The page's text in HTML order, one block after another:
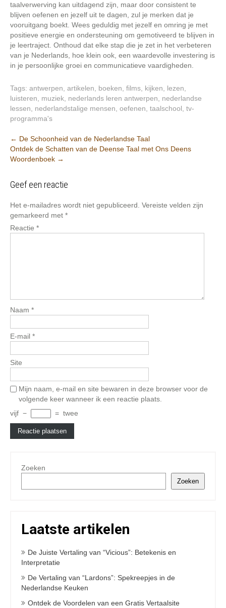
taalverwerving kan uitdagend zijn, maar door consistent te
blijven oefenen en jezelf uit te dagen, zul je merken dat je
vooruitgang boekt. Wees geduldig met jezelf en omring je met
positieve energie en ondersteuning om gemotiveerd te blijven in
je leertraject. Onthoud dat elke stap die je zet in het verbeteren
van je Nederlands, hoe klein ook, een waardevolle investering is
in je persoonlijke groei en communicatieve vaardigheden.
Tags: antwerpen artikelen boeken films kijken lezen
luisteren
muziek nederlands leren antwerpen
nederlandse
lessen
nederlandstalige mensen oefenen taalschool tv-
programma's
Berichtnavigatie
← De Schoonheid van de Nederlandse Taal
Ontdek de Schatten van de Deense Taal met Ons Deens
Woordenboek →
Geef een reactie
Het e-mailadres wordt niet gepubliceerd. Vereiste velden zijn
gemarkeerd met *
Reactie *
Naam *
E-mail *
Site
Mijn naam, e-mail en site bewaren in deze browser voor de
volgende keer wanneer ik een reactie plaats.
vijf − = twee
Zoeken
Zoeken
Laatste artikelen
De Juiste Vertaling van “Vicious”: Betekenis en
Interpretatie
De Vertaling van “Lardons”: Spekreepjes in de
Nederlandse Keuken
Ontdek de Voordelen van een Gratis Vertaalsite